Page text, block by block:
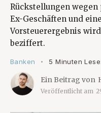
Rückstellungen
Ex-Geschäften und
Vorsteuerergebnis
beziffert.
Banken • 5 Minuten
Ein Beitrag von
Veröffentlicht am